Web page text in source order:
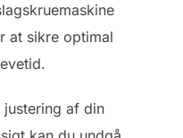
at sikre optimal
af din